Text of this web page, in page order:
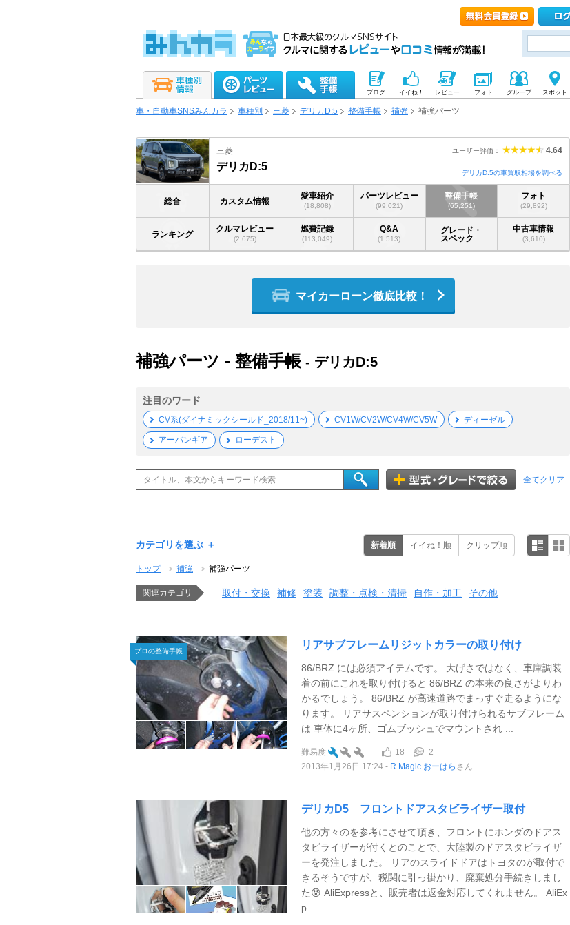
ブログ イイね！ レビュー フォト グループ スポット
車・自動車SNSみんカラ 車種別 三菱 デリカD:5 整備手帳 補強 補強パーツ
ユーザー評価： 4.64
三菱
デリカD:5
デリカD:5の車買取相場を調べる
総合 カスタム情報
愛車紹介
(18,808)
パーツレビュー
(99,021)
整備手帳
(65,251)
フォト
(29,892)
ランキング
クルマレビュー
(2,675)
燃費記録
(113,049)
Q&A
(1,513)
グレード・
スペック
中古車情報
(3,610)
マイカーローン徹底比較！
補強パーツ - 整備手帳 - デリカD:5
注目のワード
CV系(ダイナミックシールド_2018/11~) CV1W/CV2W/CV4W/CV5W ディーゼル
アーバンギア ローデスト
全てクリア
カテゴリを選ぶ ＋ 新着順 イイね！順 クリップ順
トップ 補強 補強パーツ
関連カテゴリ 取付・交換 補修 塗装 調整・点検・清掃 自作・加工 その他
プロの整備手帳
リアサブフレームリジットカラーの取り付け
86/BRZ には必須アイテムです。 大げさではなく、車庫調装
着の前にこれを取り付けると 86/BRZ の本来の良さがよりわ
かるでしょう。 86/BRZ が高速道路でまっすぐ走るようにな
ります。 リアサスペンションが取り付けられるサブフレーム
は 車体に4ヶ所、ゴムブッシュでマウントされ ...
難易度 18
2
2013年1月26日 17:24
R Magic おーはら さん
デリカD5 フロントドアスタビライザー取付
他の方々のを参考にさせて頂き、フロントにホンダのドアス
タビライザーが付くとのことで、大陸製のドアスタビライザ
ーを発注しました。 リアのスライドドアはトヨタのが取付で
きるそうですが、税関に引っ掛かり、廃棄処分手続きしまし
た😰 AliExpressと、販売者は返金対応してくれません。 AliEx
p ...